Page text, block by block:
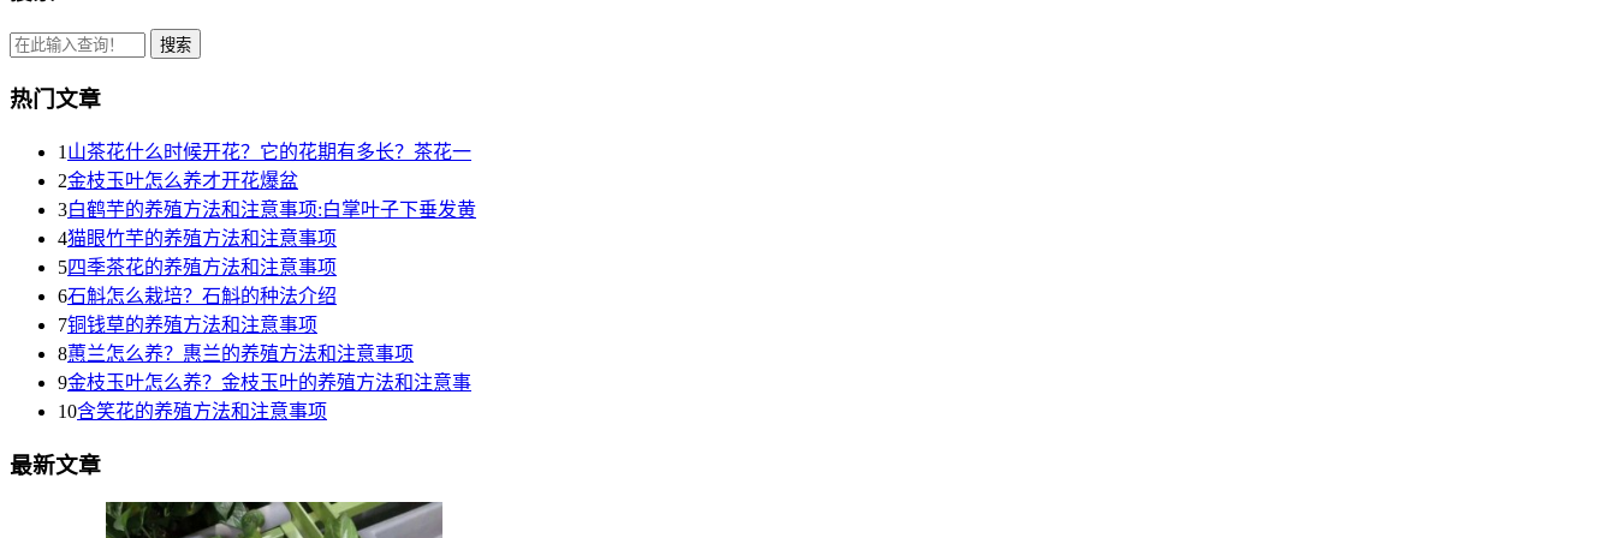
热门文章
1 山茶花什么时候开花？它的花期有多长？茶花一
2金枝玉叶怎么养才开花爆盆
3白鹤芋的养殖方法和注意事项:白掌叶子下垂发黄
4猫眼竹芋的养殖方法和注意事项
5四季茶花的养殖方法和注意事项
6石斛怎么栽培？石斛的种法介绍
7铜钱草的养殖方法和注意事项
8蕙兰怎么养？惠兰的养殖方法和注意事项
9金枝玉叶怎么养？金枝玉叶的养殖方法和注意事
10含笑花的养殖方法和注意事项
最新文章